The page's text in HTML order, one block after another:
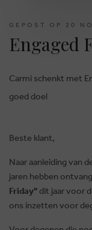
GEPOST OP 20
Engaged
Carmi schenkt met
goed doel
Beste klant,
Naar aanleiding van
jaren hebben
Friday" dit jaar voor
ons inzetten voor